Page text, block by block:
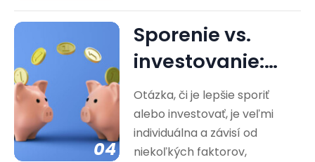
04
Sporenie vs.
investovanie:
Ktorá cesta je
pre vás…
Otázka, či je lepšie sporiť
alebo investovať, je veľmi
individuálna a závisí od
niekoľkých faktorov,